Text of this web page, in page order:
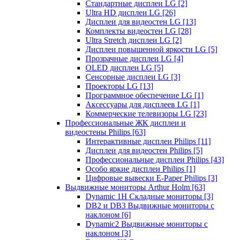
Стандартные дисплеи LG [2]
Ultra HD дисплеи LG [26]
Дисплеи для видеостен LG [13]
Комплекты видеостен LG [28]
Ultra Stretch дисплеи LG [2]
Дисплеи повышенной яркости LG [5]
Прозрачные дисплеи LG [4]
OLED дисплеи LG [5]
Сенсорные дисплеи LG [3]
Проекторы LG [13]
Программное обеспечение LG [1]
Аксессуары для дисплеев LG [1]
Коммерческие телевизоры LG [23]
Профессиональные ЖК дисплеи и
видеостены Philips [63]
Интерактивные дисплеи Philips [11]
Дисплеи для видеостен Philips [5]
Профессиональные дисплеи Philips [43]
Особо яркие дисплеи Philips [1]
Цифровые вывески E-Paper Philips [3]
Выдвижные мониторы Arthur Holm [63]
Dynamic 1Н Складные мониторы [3]
DB2 и DB3 Выдвижные мониторы с
наклоном [6]
Dynamic2 Выдвижные мониторы с
наклоном [3]